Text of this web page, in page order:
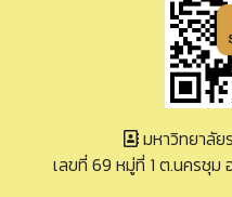
มหาวิทยาลั
เลขที่ 69 หมู่ที่ 1 ต.นครชุ